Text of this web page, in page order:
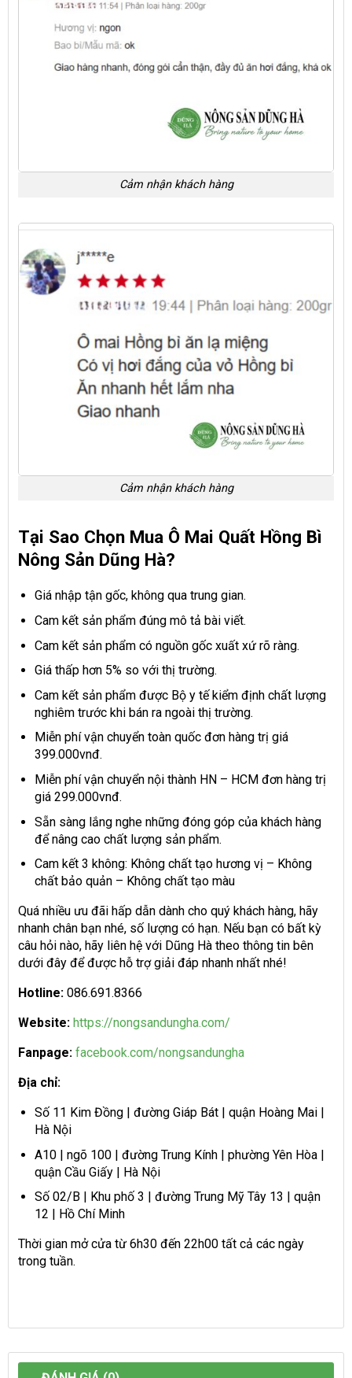
Cảm nhận khách hàng
Cảm nhận khách hàng
Tại Sao Chọn Mua Ô Mai Quất Hồng Bì
Nông Sản Dũng Hà?
Giá nhập tận gốc, không qua trung gian.
Cam kết sản phẩm đúng mô tả bài viết.
Cam kết sản phẩm có nguồn gốc xuất xứ rõ ràng.
Giá thấp hơn 5% so với thị trường.
Cam kết sản phẩm được Bộ y tế kiểm định chất lượng
nghiêm trước khi bán ra ngoài thị trường.
Miễn phí vận chuyển toàn quốc đơn hàng trị giá
399.000vnđ.
Miễn phí vận chuyển nội thành HN – HCM đơn hàng trị
giá 299.000vnđ.
Sẵn sàng lắng nghe những đóng góp của khách hàng
để nâng cao chất lượng sản phẩm.
Cam kết 3 không: Không chất tạo hương vị – Không
chất bảo quản – Không chất tạo màu
Quá nhiều ưu đãi hấp dẫn dành cho quý khách hàng, hãy
nhanh chân bạn nhé, số lượng có hạn. Nếu bạn có bất kỳ
câu hỏi nào, hãy liên hệ với Dũng Hà theo thông tin bên
dưới đây để được hỗ trợ giải đáp nhanh nhất nhé!
Hotline: 086.691.8366
Website: https://nongsandungha.com/
Fanpage: facebook.com/nongsandungha
Địa chỉ:
Số 11 Kim Đồng | đường Giáp Bát | quận Hoàng Mai |
Hà Nội
A10 | ngõ 100 | đường Trung Kính | phường Yên Hòa |
quận Cầu Giấy | Hà Nội
Số 02/B | Khu phố 3 | đường Trung Mỹ Tây 13 | quận
12 | Hồ Chí Minh
Thời gian mở cửa từ 6h30 đến 22h00 tất cả các ngày
trong tuần.